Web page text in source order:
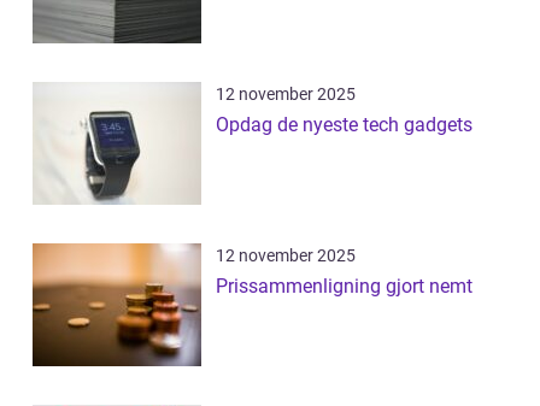
12 november 2025
Opdag de nyeste tech gadgets
12 november 2025
Prissammenligning gjort nemt